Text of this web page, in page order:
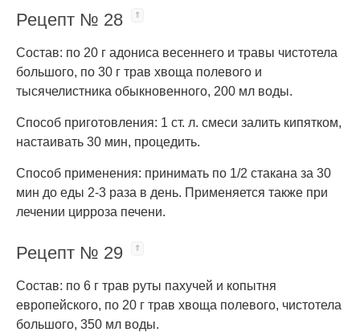
Рецепт № 28
Состав: по 20 г адониса весеннего и травы чистотела
большого, по 30 г трав хвоща полевого и
тысячелистника обыкновенного, 200 мл воды.
Способ приготовления: 1 ст. л. смеси залить кипятком,
настаивать 30 мин, процедить.
Способ применения: принимать по 1/2 стакана за 30
мин до еды 2-3 раза в день. Применяется также при
лечении цирроза печени.
Рецепт № 29
Состав: по 6 г трав руты пахучей и копытня
европейского, по 20 г трав хвоща полевого, чистотела
большого, 350 мл воды.